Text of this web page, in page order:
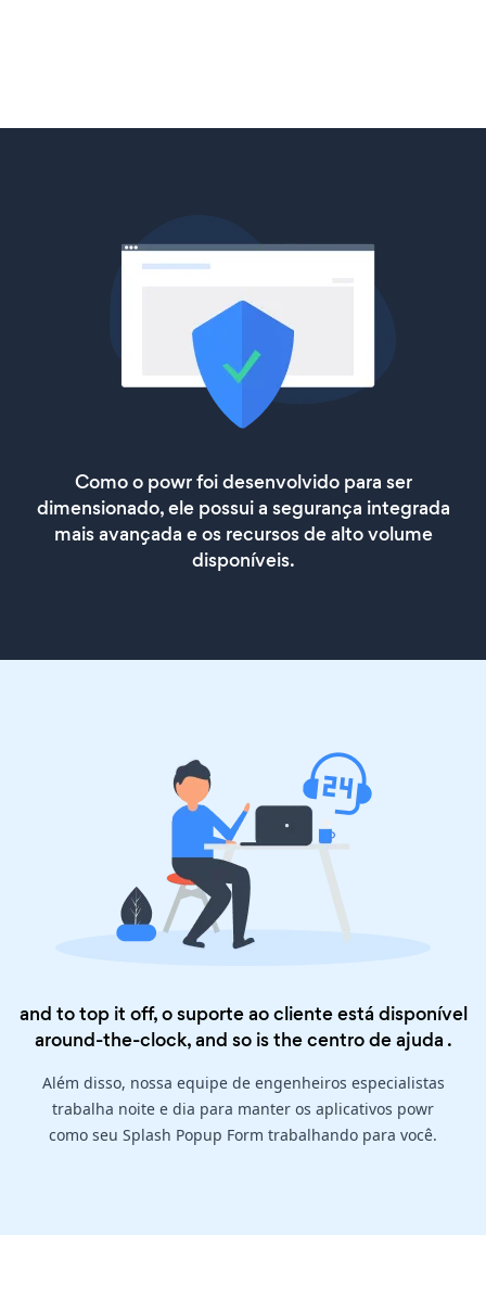
Como o powr foi desenvolvido para ser
dimensionado, ele possui a segurança integrada
mais avançada e os recursos de alto volume
disponíveis.
and to top it off, o suporte ao cliente está disponível
around-the-clock, and so is thecentro de ajuda .
Além disso, nossa equipe de engenheiros especialistas
trabalha noite e dia para manter os aplicativos powr
como seu Splash Popup Form trabalhando para você.